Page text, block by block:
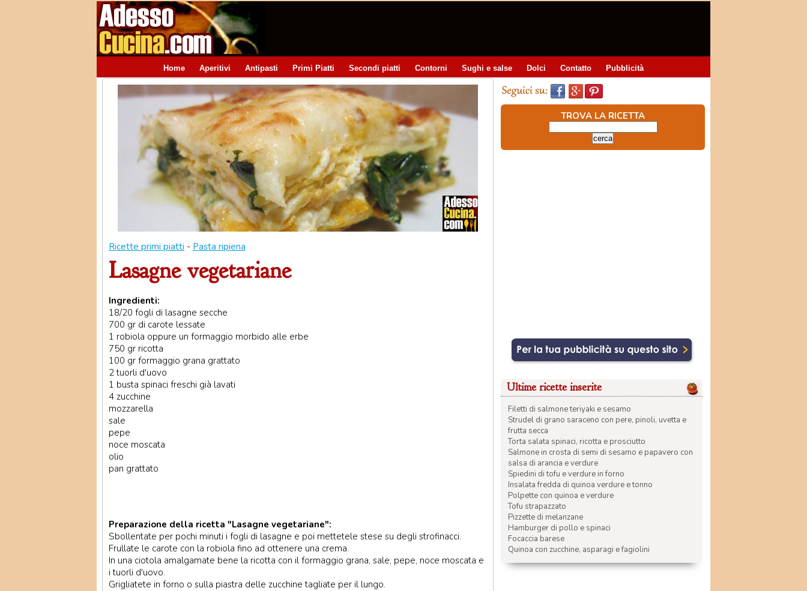
Home Aperitivi Antipasti Primi Piatti Secondi piatti Contorni Sughi e salse Dolci Contatto Pubblicità
Ricette primi piatti - Pasta ripiena
Lasagne vegetariane
Ingredienti:
18/20 fogli di lasagne secche
700 gr di carote lessate
1 robiola oppure un formaggio morbido alle erbe
750 gr ricotta
100 gr formaggio grana grattato
2 tuorli d'uovo
1 busta spinaci freschi già lavati
4 zucchine
mozzarella
sale
pepe
noce moscata
olio
pan grattato
Preparazione della ricetta "Lasagne vegetariane":
Sbollentate per pochi minuti i fogli di lasagne e poi mettetele stese su degli strofinacci.
Frullate le carote con la robiola fino ad ottenere una crema.
In una ciotola amalgamate bene la ricotta con il formaggio grana, sale, pepe, noce moscata e
i tuorli d'uovo.
Grigliatete in forno o sulla piastra delle zucchine tagliate per il lungo.
TROVA LA RICETTA
Ultime ricette inserite
Filetti di salmone teriyaki e sesamo
Strudel di grano saraceno con pere, pinoli, uvetta e
frutta secca
Torta salata spinaci, ricotta e prosciutto
Salmone in crosta di semi di sesamo e papavero con
salsa di arancia e verdure
Spiedini di tofu e verdure in forno
Insalata fredda di quinoa verdure e tonno
Polpette con quinoa e verdure
Tofu strapazzato
Pizzette di melanzane
Hamburger di pollo e spinaci
Focaccia barese
Quinoa con zucchine, asparagi e fagiolini